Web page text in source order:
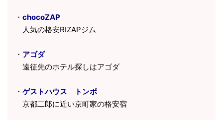
・ chocoZAP
人気の格安RIZAPジム
・ アゴダ
遠征先のホテル探しはアゴダ
・ ゲストハウス トンボ
京都二郎に近い京町家の格安宿